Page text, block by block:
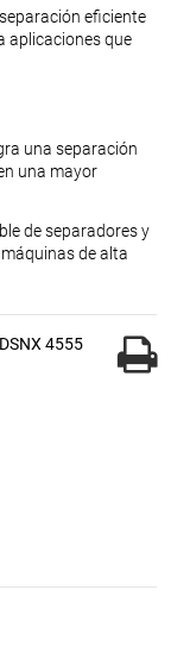
eficiente
aplicaciones que
una separación
una mayor
de separadores y
de alta
4555